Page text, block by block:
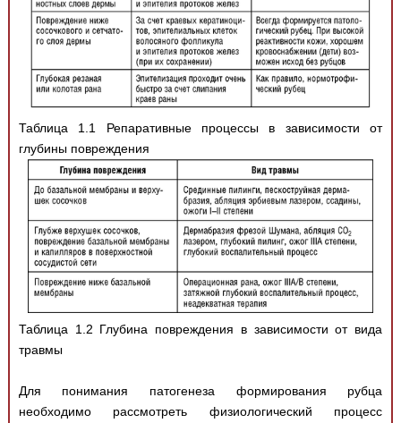
Таблица 1.1 Репаративные процессы в зависимости от
глубины повреждения
Таблица 1.2 Глубина повреждения в зависимости от вида
травмы
Для понимания патогенеза формирования рубца
необходимо рассмотреть физиологический процесс